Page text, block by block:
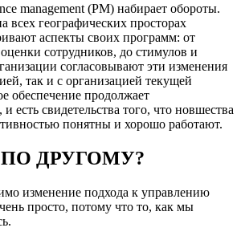
management (PM) набирает обороты.
всех географических просторах
аспекты своих программ: от
сотрудников, до стимулов и
согласовывают эти изменения
так и с организацией текущей
обеспечение продолжает
есть свидетельства того, что новшества
понятны и хорошо работают.
ДРУГОМУ?
изменение подхода к управлению
просто, потому что то, как мы